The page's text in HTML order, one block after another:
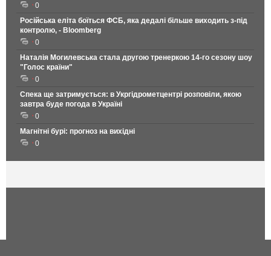
0
Російська еліта боїться ФСБ, яка дедалі більше виходить з-під
контролю, - Bloomberg
0
Наталія Могилевська стала другою тренеркою 14-го сезону шоу
"Голос країни"
0
Спека ще затримується: в Укргідрометцентрі розповіли, якою
завтра буде погода в Україні
0
Магнітні бурі: прогноз на вихідні
0